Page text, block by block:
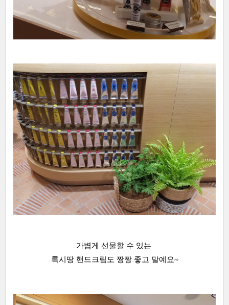
가볍게 선물할 수 있는
록시땅 핸드크림도 짱짱 좋고 말예요~